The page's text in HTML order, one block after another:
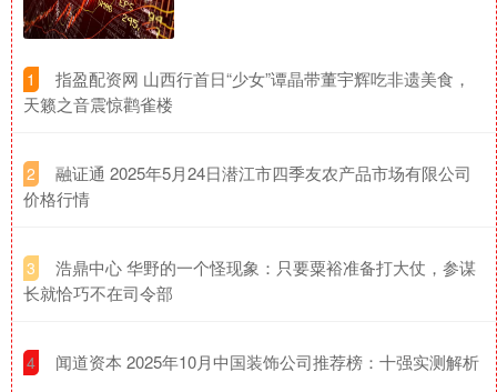
1
​指盈配资网 山西行首日“少女”谭晶带董宇辉吃非遗美食，
天籁之音震惊鹳雀楼
2
​融证通 2025年5月24日潜江市四季友农产品市场有限公司
价格行情
3
​浩鼎中心 华野的一个怪现象：只要粟裕准备打大仗，参谋
长就恰巧不在司令部
4 ​闻道资本 2025年10月中国装饰公司推荐榜：十强实测解析